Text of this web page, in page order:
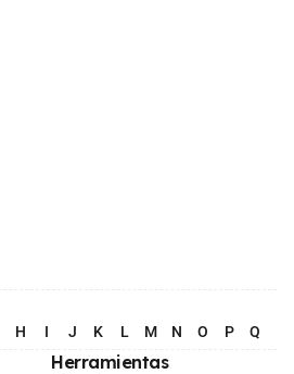
H I J K L M N O P Q
Herramientas